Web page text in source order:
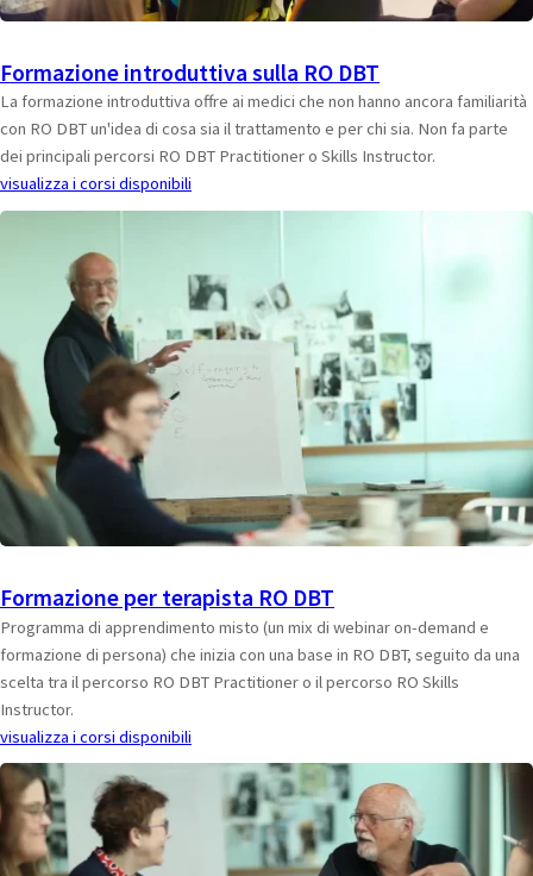
Formazione introduttiva sulla RO DBT
La formazione introduttiva offre ai medici che non hanno ancora familiarità
con RO DBT un'idea di cosa sia il trattamento e per chi sia. Non fa parte
dei principali percorsi RO DBT Practitioner o Skills Instructor.
visualizza i corsi disponibili
Formazione per terapista RO DBT
Programma di apprendimento misto (un mix di webinar on-demand e
formazione di persona) che inizia con una base in RO DBT, seguito da una
scelta tra il percorso RO DBT Practitioner o il percorso RO Skills
Instructor.
visualizza i corsi disponibili